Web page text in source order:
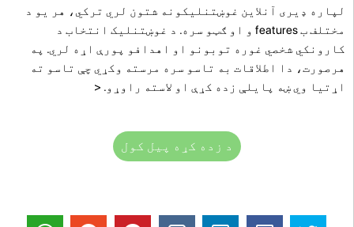
لپاره ډیری آنلاین غوښتنلیکونه شتون لري ترکي، هر یو د
مختلف ب features و او ګټو سره. د غوښتنلیک انتخاب د
کارونکي شخصي غوره توبونو او اهدافو پورې اړه لري. په
هرصورت، دا اطلاقات به تاسو سره مرسته وکړي چې تاسو ته
اړتیا وي ښه پایلې زده کړې او لاسته راوړو. <
د زده کړه پیل کول